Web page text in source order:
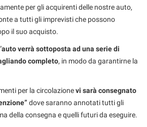
per gli acquirenti delle nostre auto,
a tutti gli imprevisti che possono
il suo acquisto.
verrà sottoposta ad una serie di
completo, in modo da garantirne la
per la circolazionevi sarà consegnato
dove saranno annotati tutti gli
della consegna e quelli futuri da eseguire.